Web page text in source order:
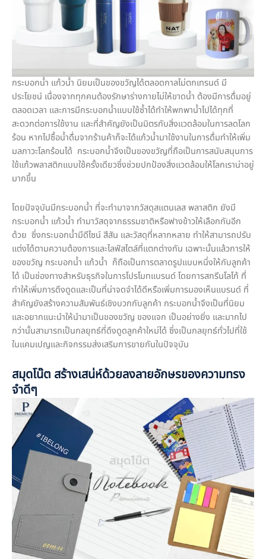
กระบอกน้ำ แก้วน้ำ นิยมเป็นของขวัญได้ตลอดกาลไม่ตกเทรนด์ มี
ประโยชน์ เนื่องจากทุกคนต้องรักษาร่างกายไม่ให้ขาดน้ำ ต้องมีการดื่มอยู่
ตลอดเวลา และการมีกระบอกน้ำแบบใช้ซ้ำได้ทำให้พกพาน้ำไปได้ทุกที่
สะดวกต่อการใช้งาน และที่สำคัญยังเป็นมิตรกับสิ่งแวดล้อมในการลดโลก
ร้อน หากไปซื้อน้ำดื่มจากร้านค้าก็จะได้แก้วน้ำมาใช้งานในการดื่มทำให้เพิ่ม
มลภาวะโลกร้อนได้ กระบอกน้ำจึงเป็นของขวัญที่ถือเป็นการสนับสนุนการ
ใช้แก้วพลาสติกแบบใช้ครั้งเดียวซึ่งช่วยปกป้องสิ่งแวดล้อมให้โลกเราน่าอยู่
มากขึ้น
โดยปัจจุบันมีกระบอกน้ำ ที่จะทำมาจากวัสดุสแตนเลส พลาสติก ยังมี
กระบอกน้ำ แก้วน้ำ ทำมาวัสดุจากธรรมชาติหรือฟางข้าวให้เลือกกันอีก
ด้วย ซึ่งกระบอกน้ำมีดีไซน์ สีสัน และวัสดุที่หลากหลาย ทำให้สามารถปรับ
แต่งได้ตามความต้องการและไลฟ์สไตล์ที่แตกต่างกัน เฉพาะนั้นแล้วการให้
ของขวัญ กระบอกน้ำ แก้วน้ำ ก็ถือเป็นการตลาดรูปแบบหนึ่งให้กับลูกค้า
ได้ เป็นช่องทางสำหรับธุรกิจในการโปรโมทแบรนด์ โดยการสกรีนโลโก้ ที่
ทำให้เพิ่มการดึงดูดและเป็นที่น่าจดจำได้ดีหรือเพิ่มการมองเห็นแบรนด์ ที่
สำคัญยังสร้างความสัมพันธ์เชิงบวกกับลูกค้า กระบอกน้ำจึงเป็นที่นิยม
และอยากแนะนำให้นำมาเป็นของขวัญ ของแจก เป็นอย่างยิ่ง และมากไป
กว่านั้นสามารถเป็นกลยุทธ์ที่ดึงดูดลูกค้าใหม่ได้ ซึ่งเป็นกลยุทธ์ทั่วไปที่ใช้
ในแคมเปญและกิจกรรมส่งเสริมการขายกันในปัจจุบัน
สมุดโน๊ต สร้างเสน่ห์ด้วยลงลายอักษรของความทรง
จำดีๆ